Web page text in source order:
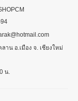
น อ.เมือง จ. เชียงใหม่
น.